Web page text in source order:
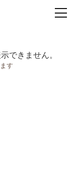
できません。
す